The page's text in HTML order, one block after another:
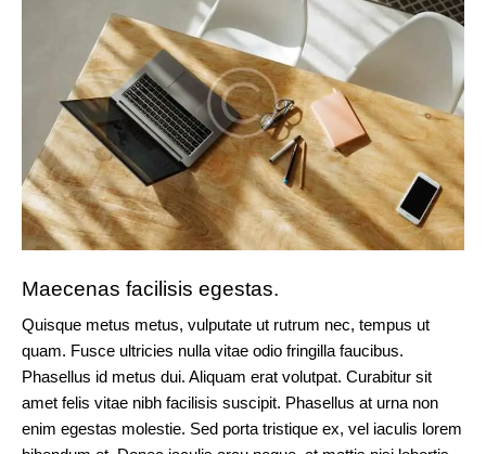
Maecenas facilisis egestas.
Quisque metus metus, vulputate ut rutrum nec, tempus ut
quam. Fusce ultricies nulla vitae odio fringilla faucibus.
Phasellus id metus dui. Aliquam erat volutpat. Curabitur sit
amet felis vitae nibh facilisis suscipit. Phasellus at urna non
enim egestas molestie. Sed porta tristique ex, vel iaculis lorem